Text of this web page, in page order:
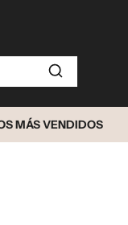
MÁS VENDIDOS